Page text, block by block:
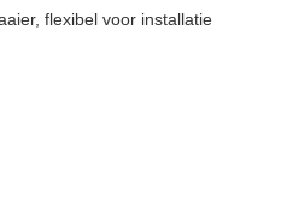
flexibel voor installatie